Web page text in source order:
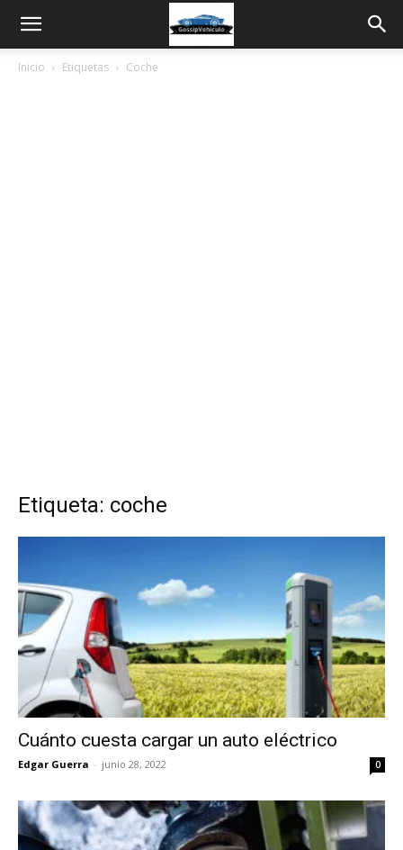
Inicio Etiquetas Coche
Etiqueta: coche
Cuánto cuesta cargar un auto eléctrico
Edgar Guerra - junio 28, 2022 0